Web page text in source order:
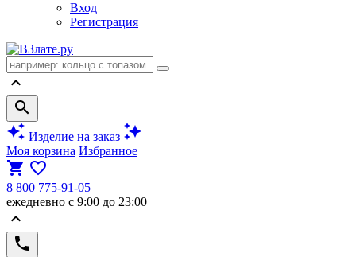
Вход
Регистрация
keyboard_arrow_up
search
auto_awesome Изделие на заказ auto_awesome
Моя корзина Избранное
shopping_cart favorite_border
8 800 775-91-05
ежедневно с 9:00 до 23:00
keyboard_arrow_up
phone